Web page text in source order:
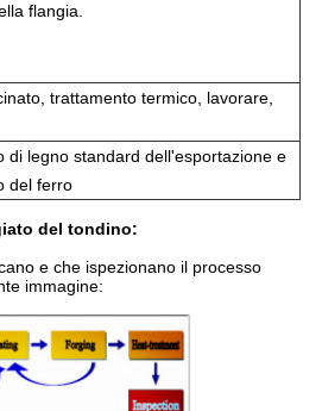
flangia.
trattamento termico, lavorare,
di legno standard dell'esportazione e
del ferro
del tondino:
e che ispezionano il processo
immagine: